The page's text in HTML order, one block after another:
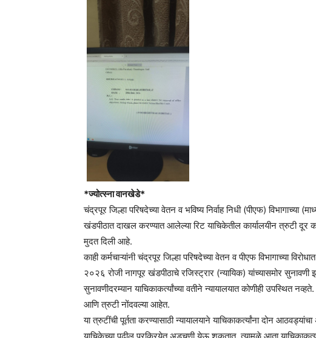
*ज्योत्स्ना वानखेडे*
चंद्रपूर जिल्हा परिषदेच्या वेतन व भविष्य निर्वाह निधी (पीएफ) विभागाच्या
खंडपीठात दाखल करण्यात आलेल्या रिट याचिकेतील कार्यालयीन त्रुटी दूर
मुदत दिली आहे.
काही कर्मचाऱ्यांनी चंद्रपूर जिल्हा परिषदेच्या वेतन व पीएफ विभागाच्या
२०२६ रोजी नागपूर खंडपीठाचे रजिस्ट्रार (न्यायिक) यांच्यासमोर सुनावणी
सुनावणीदरम्यान याचिकाकर्त्यांच्या वतीने न्यायालयात कोणीही उपस्थित
आणि त्रुटी नोंदवल्या आहेत.
या त्रुटींची पूर्तता करण्यासाठी न्यायालयाने याचिकाकर्त्यांना दोन
याचिकेच्या पुढील प्रक्रियेत अडचणी येऊ शकतात. त्यामुळे आता